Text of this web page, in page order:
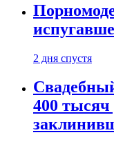
2 дня спустя
400 тысяч